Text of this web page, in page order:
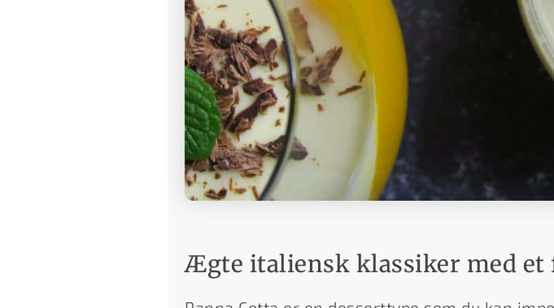
Ægte italiensk klassiker med